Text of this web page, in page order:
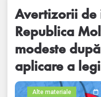
Avertizorii de
Republica
modeste
aplicare a
Alte materiale